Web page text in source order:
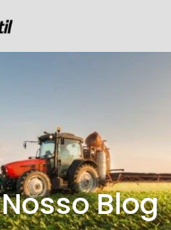
Nosso Blog